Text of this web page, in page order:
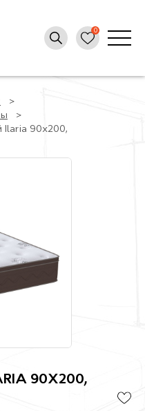
90х200,
90Х200,